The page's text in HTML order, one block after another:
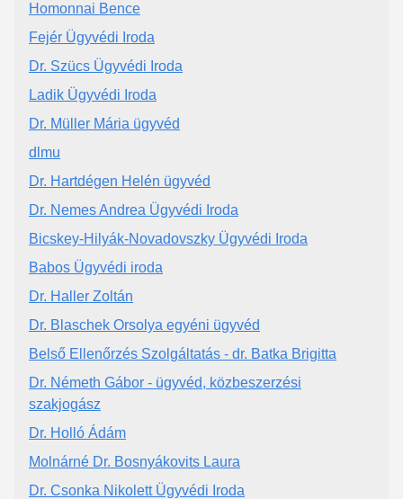
Homonnai Bence
Fejér Ügyvédi Iroda
Dr. Szücs Ügyvédi Iroda
Ladik Ügyvédi Iroda
Dr. Müller Mária ügyvéd
dlmu
Dr. Hartdégen Helén ügyvéd
Dr. Nemes Andrea Ügyvédi Iroda
Bicskey-Hilyák-Novadovszky Ügyvédi Iroda
Babos Ügyvédi iroda
Dr. Haller Zoltán
Dr. Blaschek Orsolya egyéni ügyvéd
Belső Ellenőrzés Szolgáltatás - dr. Batka Brigitta
Dr. Németh Gábor - ügyvéd, közbeszerzési
szakjogász
Dr. Holló Ádám
Molnárné Dr. Bosnyákovits Laura
Dr. Csonka Nikolett Ügyvédi Iroda